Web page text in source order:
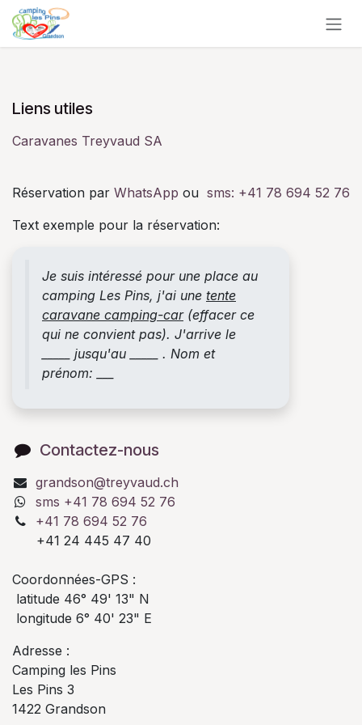
Se rendre au contenu
Liens utiles
Caravanes Treyvaud SA
Réservation par WhatsApp ou sms: +41 78 694 52 76
Text exemple pour la réservation:
Je suis intéressé pour une place au
camping Les Pins, j'ai une tente
caravane camping-car(effacer ce
qui ne convient pas). J'arrive le
_____ jusqu'au _____ . Nom et
prénom: ___
Contactez-nous
grandson@treyvaud.ch
sms +41 78 694 52 76
+41 78 694 52 76
+41 24 445 47 40
Coordonnées-GPS :
latitude 46° 49' 13" N
longitude 6° 40' 23" E
Adresse :
Camping les Pins
Les Pins 3
1422 Grandson